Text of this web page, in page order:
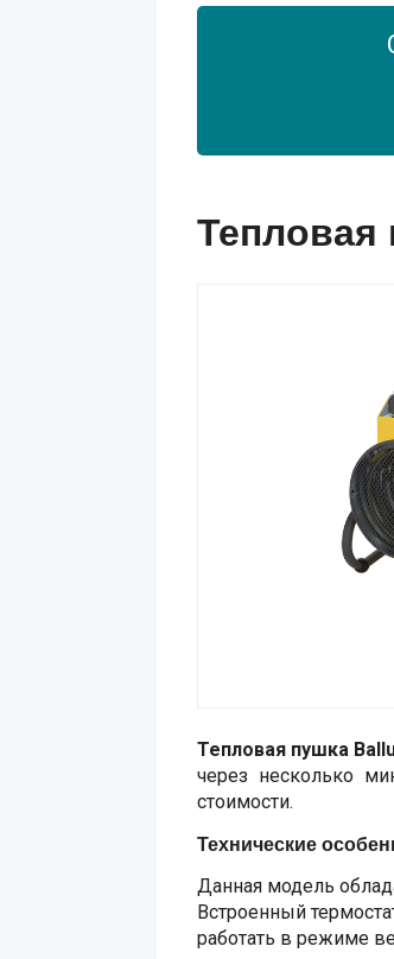
Тепловая
Тепловая пушка
через несколько
стоимости.
Технические
Данная модель
Встроенный
работать в режиме